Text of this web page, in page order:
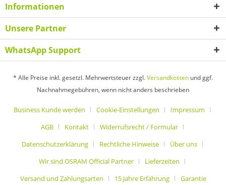
Informationen
Unsere Partner
WhatsApp Support
* Alle Preise inkl. gesetzl. Mehrwertsteuer zzgl.Versandkosten und ggf.
Nachnahmegebühren, wenn nicht anders beschrieben
Business Kunde werden Cookie-Einstellungen
Impressum
AGB
Kontakt
Widerrufsrecht / Formular
Datenschutzerklärung
Rechtliche Hinweise
Über uns
Wir sind OSRAM Official Partner
Lieferzeiten
Versand und Zahlungsarten
15 Jahre Erfahrung Garantie